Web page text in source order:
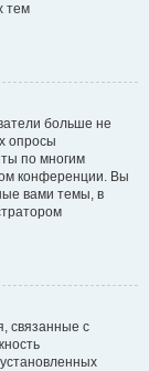
тем
больше не
опросы
по многим
конференции. Вы
вами темы, в
связанные с